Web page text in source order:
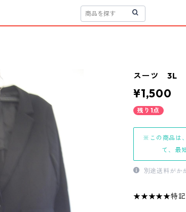
スーツ 3L
¥1,500
残り1点
※この商品は
て、最
別途送料がか
★★★★★特